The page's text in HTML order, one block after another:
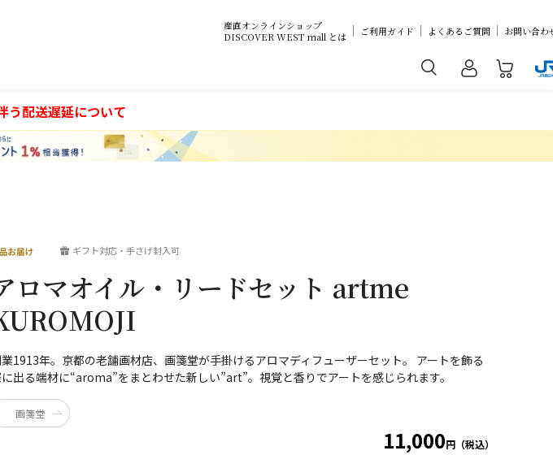
産直オンラインショップ
DISCOVER WEST mall とは
ご利用ガイド よくあるご質問 お問い合わ
う配送遅延について
ギフト対応・手さげ封入可
1913年。京都の老舗画材店、画箋堂が手掛けるアロマディフューザーセット。 アートを飾る
出る端材に“aroma”をまとわせた新しい”art”。視覚と香りでアートを感じられます。
ロマオイル・リードセット artme
11,000円（税込）
画箋堂